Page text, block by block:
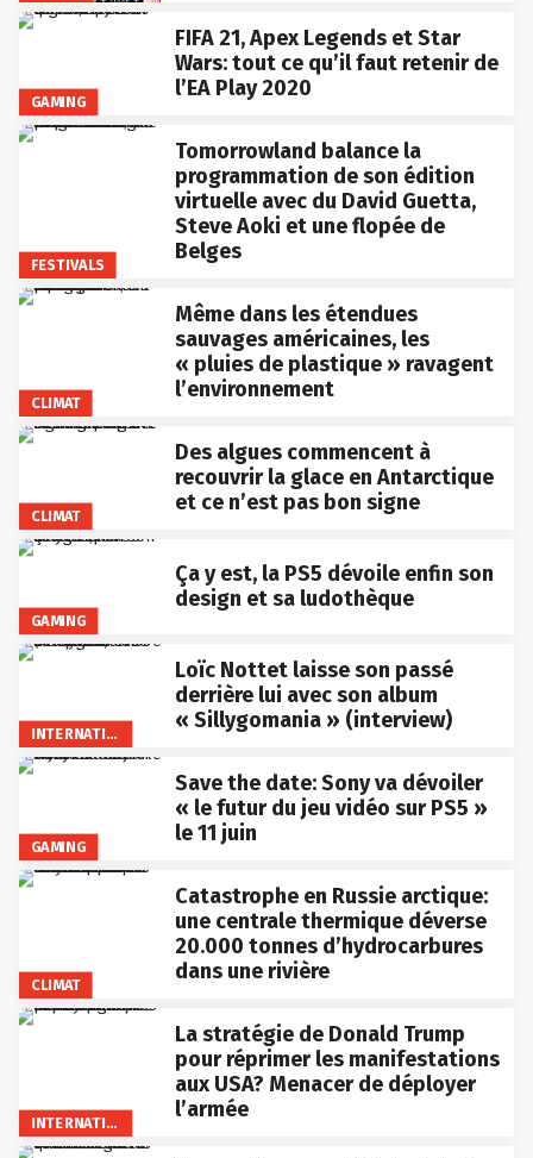
GAMING
FIFA 21, Apex Legends et Star
Wars: tout ce qu’il faut retenir de
l’EA Play 2020
FESTIVALS
Tomorrowland balance la
programmation de son édition
virtuelle avec du David Guetta,
Steve Aoki et une flopée de
Belges
CLIMAT
Même dans les étendues
sauvages américaines, les
« pluies de plastique » ravagent
l’environnement
CLIMAT
Des algues commencent à
recouvrir la glace en Antarctique
et ce n’est pas bon signe
GAMING
Ça y est, la PS5 dévoile enfin son
design et sa ludothèque
INTERNATIONAL
Loïc Nottet laisse son passé
derrière lui avec son album
« Sillygomania » (interview)
GAMING
Save the date: Sony va dévoiler
« le futur du jeu vidéo sur PS5 »
le 11 juin
CLIMAT
Catastrophe en Russie arctique:
une centrale thermique déverse
20.000 tonnes d’hydrocarbures
dans une rivière
INTERNATIONAL
La stratégie de Donald Trump
pour réprimer les manifestations
aux USA? Menacer de déployer
l’armée